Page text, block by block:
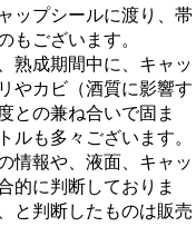
ップシールに渡り、帯
もございます。
熟成期間中に、キャッ
やカビ（酒質に影響す
との兼ね合いで固ま
ルも多々ございます。
情報や、液面、キャッ
的に判断しておりま
と判断したものは販売